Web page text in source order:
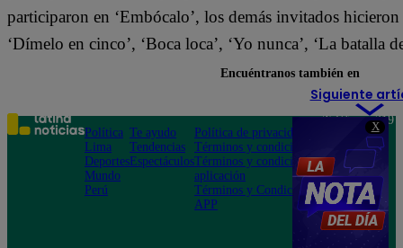
X
participaron en ‘Embócalo’, los demás invitados
‘Dímelo en cinco’, ‘Boca loca’, ‘Yo nunca’, ‘La batalla
Siguiente
Encuéntranos también en
Política
Lima
Deportes
Mundo
Perú
Te ayudo
Tendencias
Espectáculos
Política de privacidad
Términos y condiciones
Términos y condiciones
aplicación
Términos y Condiciones
APP
Teléfono: 219
Av. San
Felipe 968
Jesús María